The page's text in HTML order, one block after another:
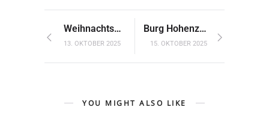
Weihnachtsmarkt Osnabrück
13. OKTOBER 2025
Burg Hohenzollern: Königlicher Winterzauber
15. OKTOBER 2025
YOU MIGHT ALSO LIKE